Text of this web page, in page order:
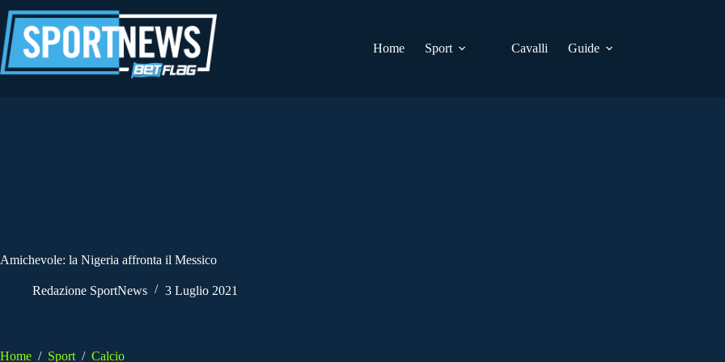
al
contenuto
Home
Sport Cavalli Guide
Amichevole: la Nigeria affronta il Messico
Redazione SportNews 3 Luglio 2021
Home / Sport / Calcio